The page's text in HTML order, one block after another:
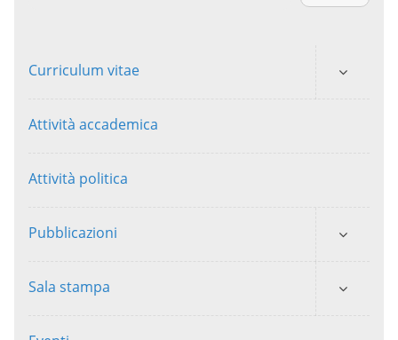
Curriculum vitae
Attività accademica
Attività politica
Pubblicazioni
Sala stampa